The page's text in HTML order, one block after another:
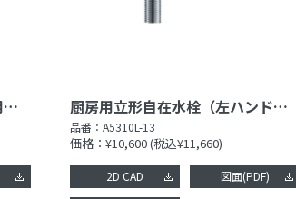
厨房用立形自在水栓本体［共用形］ 厨房用立形自在水栓（左ハンドル）［共用形］
品番： A5310L-13
価格：¥10,600(税込¥11,660)
2D CAD 図面(PDF)